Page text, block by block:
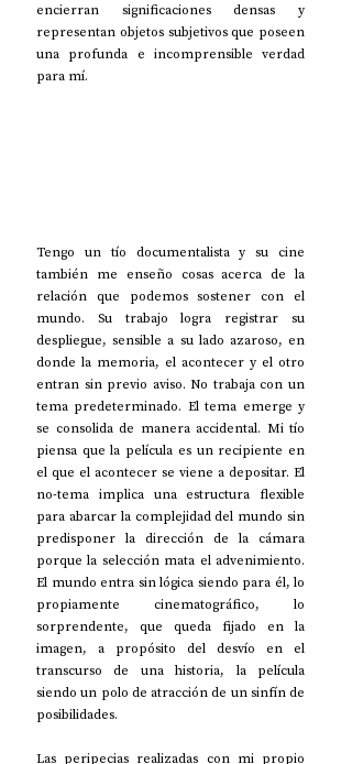
encierran significaciones densas y
representan objetos subjetivos que poseen
una profunda e incomprensible verdad
para mí.
Tengo un tío documentalista y su cine
también me enseño cosas acerca de la
relación que podemos sostener con el
mundo. Su trabajo logra registrar su
despliegue, sensible a su lado azaroso, en
donde la memoria, el acontecer y el otro
entran sin previo aviso. No trabaja con un
tema predeterminado. El tema emerge y
se consolida de manera accidental. Mi tío
piensa que la película es un recipiente en
el que el acontecer se viene a depositar. El
no-tema implica una estructura flexible
para abarcar la complejidad del mundo sin
predisponer la dirección de la cámara
porque la selección mata el advenimiento.
El mundo entra sin lógica siendo para él, lo
propiamente cinematográfico, lo
sorprendente, que queda fijado en la
imagen, a propósito del desvío en el
transcurso de una historia, la película
siendo un polo de atracción de un sinfín de
posibilidades.
Las peripecias realizadas con mi propio